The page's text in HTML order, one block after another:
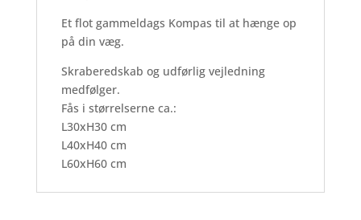
Et flot gammeldags Kompas til at hænge op
på din væg.
Skraberedskab og udførlig vejledning
medfølger.
Fås i størrelserne ca.:
L30xH30 cm
L40xH40 cm
L60xH60 cm